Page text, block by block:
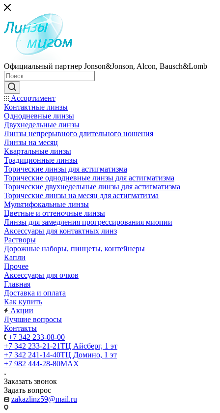
Официальный партнер Jonson&Jonson, Alcon, Bausch&Lomb
Ассортимент
Контактные линзы
Однодневные линзы
Двухнедельные линзы
Линзы непрерывного длительного ношения
Линзы на месяц
Квартальные линзы
Традиционные линзы
Торические линзы для астигматизма
Торические однодневные линзы для астигматизма
Торические двухнедельные линзы для астигматизма
Торические линзы на месяц для астигматизма
Мультифокальные линзы
Цветные и оттеночные линзы
Линзы для замедления прогрессирования миопии
Аксессуары для контактных линз
Растворы
Дорожные наборы, пинцеты, контейнеры
Капли
Прочее
Аксессуары для очков
Главная
Доставка и оплата
Как купить
Акции
Лучшие вопросы
Контакты
+7 342 233-08-00
+7 342 233-21-21ТЦ Айсберг, 1 эт
+7 342 241-14-40ТЦ Домино, 1 эт
+7 982 444-28-80MAX
Заказать звонок
Задать вопрос
zakazlinz59@mail.ru